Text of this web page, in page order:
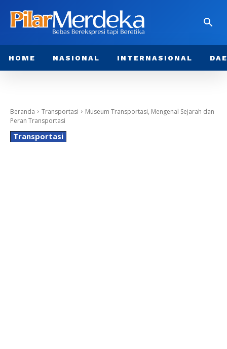
HOME NASIONAL INTERNASIONAL
Beranda Transportasi
Museum Transportasi, Mengenal Sejarah dan
Peran Transportasi
Transportasi